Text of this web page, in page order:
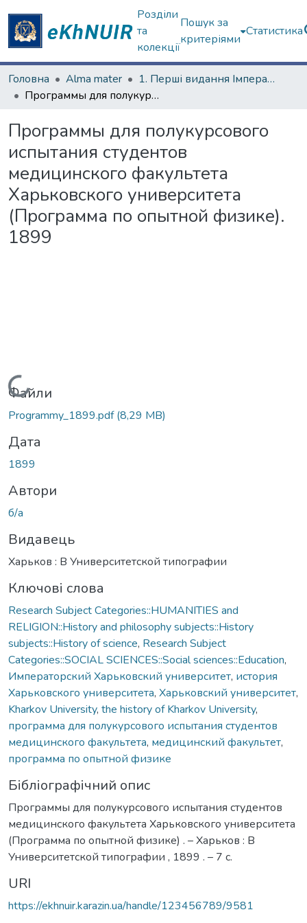
Розділи
та
колекції
Пошук за
критеріями
Статистика
Головна Alma mater
1. Перші видання Імператорського Харківського університету
Программы для полукурсового испытания студентов медицинского факультета Харьковского университета (Программа по опытной физике). 1899
Программы для полукурсового
испытания студентов
медицинского факультета
Харьковского университета
(Программа по опытной физике).
1899
Вантажиться...
Файли
Programmy_1899.pdf(8,29 MB)
Дата
1899
Автори
б/а
Видавець
Харьков : В Университетской типографии
Ключові слова
Research Subject Categories::HUMANITIES and
RELIGION::History and philosophy subjects::History
subjects::History of science, Research Subject
Categories::SOCIAL SCIENCES::Social sciences::Education,
Императорский Харьковский университет, история
Харьковского университета, Харьковский университет,
Kharkov University, the history of Kharkov University,
программа для полукурсового испытания студентов
медицинского факультета, медицинский факультет,
программа по опытной физике
Бібліографічний опис
Программы для полукурсового испытания студентов
медицинского факультета Харьковского университета
(Программа по опытной физике) . – Харьков : В
Университетской типографии , 1899 . – 7 с.
URI
https://ekhnuir.karazin.ua/handle/123456789/9581